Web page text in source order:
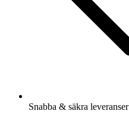
Snabba & säkra leveranser